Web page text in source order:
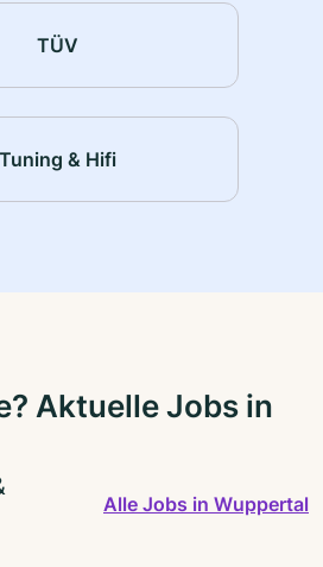
TÜV
Tuning & Hifi
Aktuelle Jobs in
Alle Jobs in Wuppertal